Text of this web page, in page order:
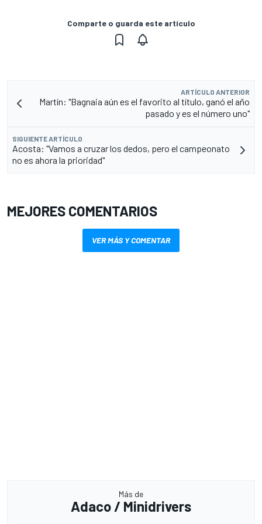
Comparte o guarda este artículo
ARTÍCULO ANTERIOR
Martín: "Bagnaia aún es el favorito al título, ganó el año
pasado y es el número uno"
SIGUIENTE ARTÍCULO
Acosta: "Vamos a cruzar los dedos, pero el campeonato
no es ahora la prioridad"
MEJORES COMENTARIOS
VER MÁS Y COMENTAR
Más de
Adaco / Minidrivers